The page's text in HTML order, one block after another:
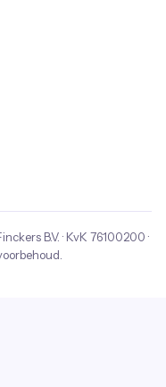
B.V. · KvK 76100200 ·